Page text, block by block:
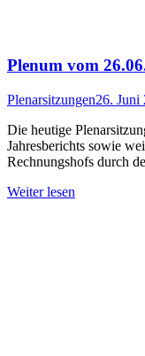
Plenum vom
Plenarsitzungen26. Juni
Die heutige
Jahresberichts sowie
Rechnungshofs durch
Weiter lesen